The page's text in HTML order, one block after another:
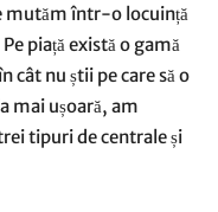
mutăm într-o locuință
piață există o gamă
cât nu știi pe care să o
mai ușoară, am
tipuri de centrale și